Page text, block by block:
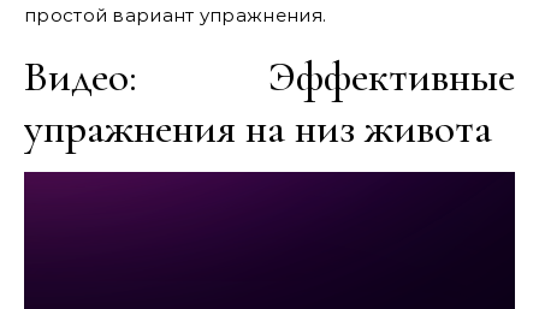
простой вариант упражнения.
Видео: Эффективные
упражнения на низ живота